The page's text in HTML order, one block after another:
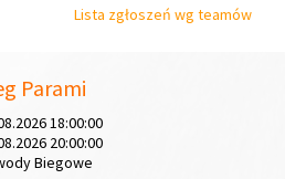
Lista zgłoszeń wg teamów
Parami
18:00:00
20:00:00
Biegowe